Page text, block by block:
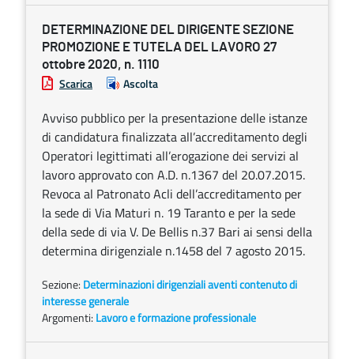
DETERMINAZIONE DEL DIRIGENTE SEZIONE
PROMOZIONE E TUTELA DEL LAVORO 27
ottobre 2020, n. 1110
Scarica Ascolta
Avviso pubblico per la presentazione delle istanze
di candidatura finalizzata all’accreditamento degli
Operatori legittimati all’erogazione dei servizi al
lavoro approvato con A.D. n.1367 del 20.07.2015.
Revoca al Patronato Acli dell’accreditamento per
la sede di Via Maturi n. 19 Taranto e per la sede
della sede di via V. De Bellis n.37 Bari ai sensi della
determina dirigenziale n.1458 del 7 agosto 2015.
Sezione: Determinazioni dirigenziali aventi contenuto di
interesse generale
Argomenti: Lavoro e formazione professionale